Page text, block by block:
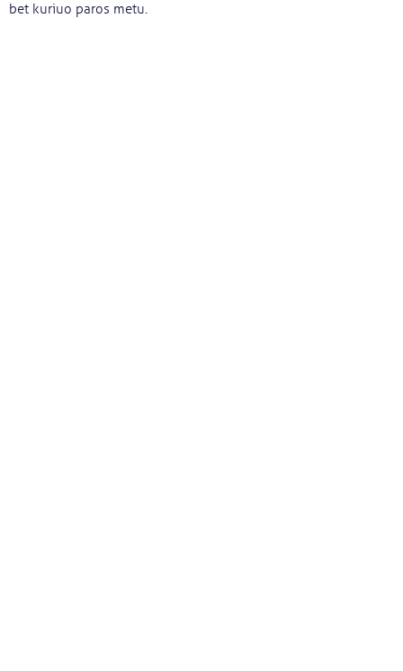
bet kuriuo paros metu.